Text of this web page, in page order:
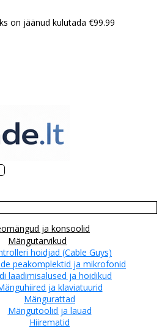
on jäänud kulutada €99.99
ja konsoolid
Mängutarvikud
hoidjad (Cable Guys)
peakomplektid ja mikrofonid
laadimisalused ja hoidikud
ja klaviatuurid
Mängurattad
Mängutoolid ja lauad
Hiirematid